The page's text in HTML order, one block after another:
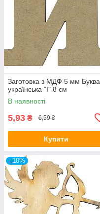
Заготовка з МДФ 5 мм Буква
українська "І" 8 см
В наявності
5,93 ₴ 6,59 ₴
Купити
–10%